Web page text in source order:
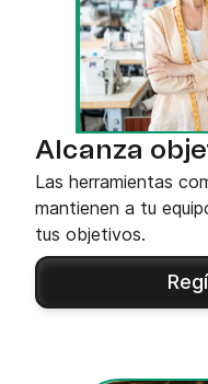
Alcanza
Las herramientas
mantienen a tu
tus objetivos.